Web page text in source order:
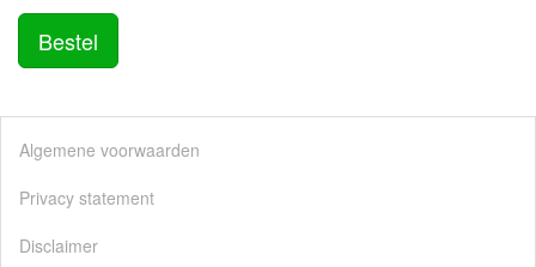
Bestel
Algemene voorwaarden
Privacy statement
Disclaimer